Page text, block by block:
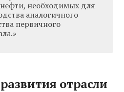
необходимых для
аналогичного
первичного
отрасли